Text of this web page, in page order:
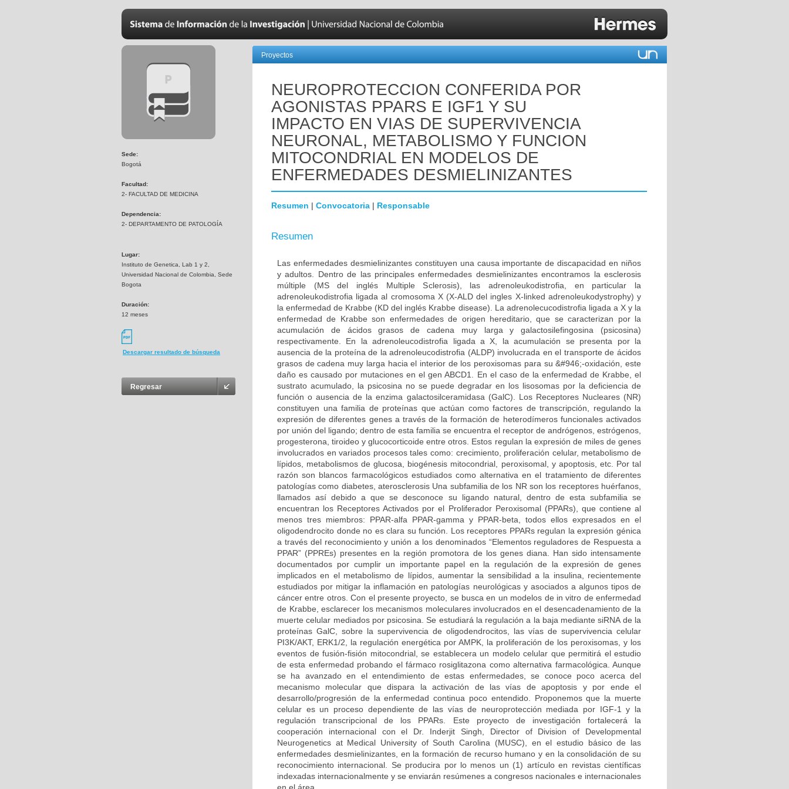
Sede:
Bogotá
Facultad:
2- FACULTAD DE MEDICINA
Dependencia:
2- DEPARTAMENTO DE PATOLOGÍA
Lugar:
Instituto de Genetica, Lab 1 y 2,
Universidad Nacional de Colombia, Sede
Bogota
Duración:
12 meses
Descargar resultado de búsqueda
Regresar
Proyectos
NEUROPROTECCION CONFERIDA POR
AGONISTAS PPARS E IGF1 Y SU
IMPACTO EN VIAS DE SUPERVIVENCIA
NEURONAL, METABOLISMO Y FUNCION
MITOCONDRIAL EN MODELOS DE
ENFERMEDADES DESMIELINIZANTES
Resumen | Convocatoria | Responsable
Resumen
Las enfermedades desmielinizantes constituyen una causa importante de discapacidad en niños
y adultos. Dentro de las principales enfermedades desmielinizantes encontramos la esclerosis
múltiple (MS del inglés Multiple Sclerosis), las adrenoleukodistrofia, en particular la
adrenoleukodistrofia ligada al cromosoma X (X-ALD del ingles X-linked adrenoleukodystrophy) y
la enfermedad de Krabbe (KD del inglés Krabbe disease). La adrenolecucodistrofia ligada a X y la
enfermedad de Krabbe son enfermedades de origen hereditario, que se caracterizan por la
acumulación de ácidos grasos de cadena muy larga y galactosilefingosina (psicosina)
respectivamente. En la adrenoleucodistrofia ligada a X, la acumulación se presenta por la
ausencia de la proteína de la adrenoleucodistrofia (ALDP) involucrada en el transporte de ácidos
grasos de cadena muy larga hacia el interior de los peroxisomas para su &#946;-oxidación, este
daño es causado por mutaciones en el gen ABCD1. En el caso de la enfermedad de Krabbe, el
sustrato acumulado, la psicosina no se puede degradar en los lisosomas por la deficiencia de
función o ausencia de la enzima galactosilceramidasa (GalC). Los Receptores Nucleares (NR)
constituyen una familia de proteínas que actúan como factores de transcripción, regulando la
expresión de diferentes genes a través de la formación de heterodímeros funcionales activados
por unión del ligando; dentro de esta familia se encuentra el receptor de andrógenos, estrógenos,
progesterona, tiroideo y glucocorticoide entre otros. Estos regulan la expresión de miles de genes
involucrados en variados procesos tales como: crecimiento, proliferación celular, metabolismo de
lípidos, metabolismos de glucosa, biogénesis mitocondrial, peroxisomal, y apoptosis, etc. Por tal
razón son blancos farmacológicos estudiados como alternativa en el tratamiento de diferentes
patologías como diabetes, aterosclerosis Una subfamilia de los NR son los receptores huérfanos,
llamados así debido a que se desconoce su ligando natural, dentro de esta subfamilia se
encuentran los Receptores Activados por el Proliferador Peroxisomal (PPARs), que contiene al
menos tres miembros: PPAR-alfa PPAR-gamma y PPAR-beta, todos ellos expresados en el
oligodendrocito donde no es clara su función. Los receptores PPARs regulan la expresión génica
a través del reconocimiento y unión a los denominados “Elementos reguladores de Respuesta a
PPAR” (PPREs) presentes en la región promotora de los genes diana. Han sido intensamente
documentados por cumplir un importante papel en la regulación de la expresión de genes
implicados en el metabolismo de lípidos, aumentar la sensibilidad a la insulina, recientemente
estudiados por mitigar la inflamación en patologías neurológicas y asociados a algunos tipos de
cáncer entre otros. Con el presente proyecto, se busca en un modelos de in vitro de enfermedad
de Krabbe, esclarecer los mecanismos moleculares involucrados en el desencadenamiento de la
muerte celular mediados por psicosina. Se estudiará la regulación a la baja mediante siRNA de la
proteínas GalC, sobre la supervivencia de oligodendrocitos, las vías de supervivencia celular
PI3K/AKT, ERK1/2, la regulación energética por AMPK, la proliferación de los peroxisomas, y los
eventos de fusión-fisión mitocondrial, se establecera un modelo celular que permitirá el estudio
de esta enfermedad probando el fármaco rosiglitazona como alternativa farmacológica. Aunque
se ha avanzado en el entendimiento de estas enfermedades, se conoce poco acerca del
mecanismo molecular que dispara la activación de las vías de apoptosis y por ende el
desarrollo/progresión de la enfermedad continua poco entendido. Proponemos que la muerte
celular es un proceso dependiente de las vías de neuroprotección mediada por IGF-1 y la
regulación transcripcional de los PPARs. Este proyecto de investigación fortalecerá la
cooperación internacional con el Dr. Inderjit Singh, Director of Division of Developmental
Neurogenetics at Medical University of South Carolina (MUSC), en el estudio básico de las
enfermedades desmielinizantes, en la formación de recurso humano y en la consolidación de su
reconocimiento internacional. Se producira por lo menos un (1) artículo en revistas científicas
indexadas internacionalmente y se enviarán resúmenes a congresos nacionales e internacionales